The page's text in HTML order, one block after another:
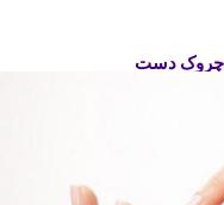
چروک دست